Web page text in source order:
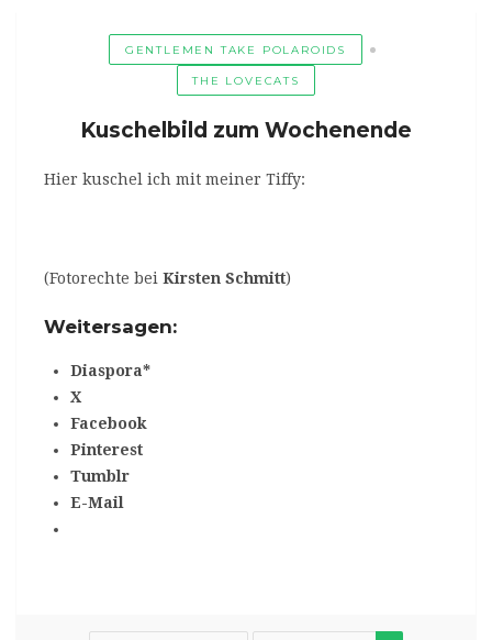
GENTLEMEN TAKE POLAROIDS
THE LOVECATS
Kuschelbild zum Wochenende
Hier kuschel ich mit meiner Tiffy:
(Fotorechte bei Kirsten Schmitt)
Weitersagen:
Diaspora*
X
Facebook
Pinterest
Tumblr
E-Mail